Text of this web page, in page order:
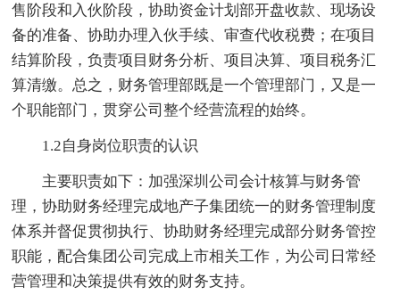
售阶段和入伙阶段，协助资金计划部开盘收款、现场设
备的准备、协助办理入伙手续、审查代收税费；在项目
结算阶段，负责项目财务分析、项目决算、项目税务汇
算清缴。总之，财务管理部既是一个管理部门，又是一
个职能部门，贯穿公司整个经营流程的始终。
1.2自身岗位职责的认识
主要职责如下：加强深圳公司会计核算与财务管
理，协助财务经理完成地产子集团统一的财务管理制度
体系并督促贯彻执行、协助财务经理完成部分财务管控
职能，配合集团公司完成上市相关工作，为公司日常经
营管理和决策提供有效的财务支持。